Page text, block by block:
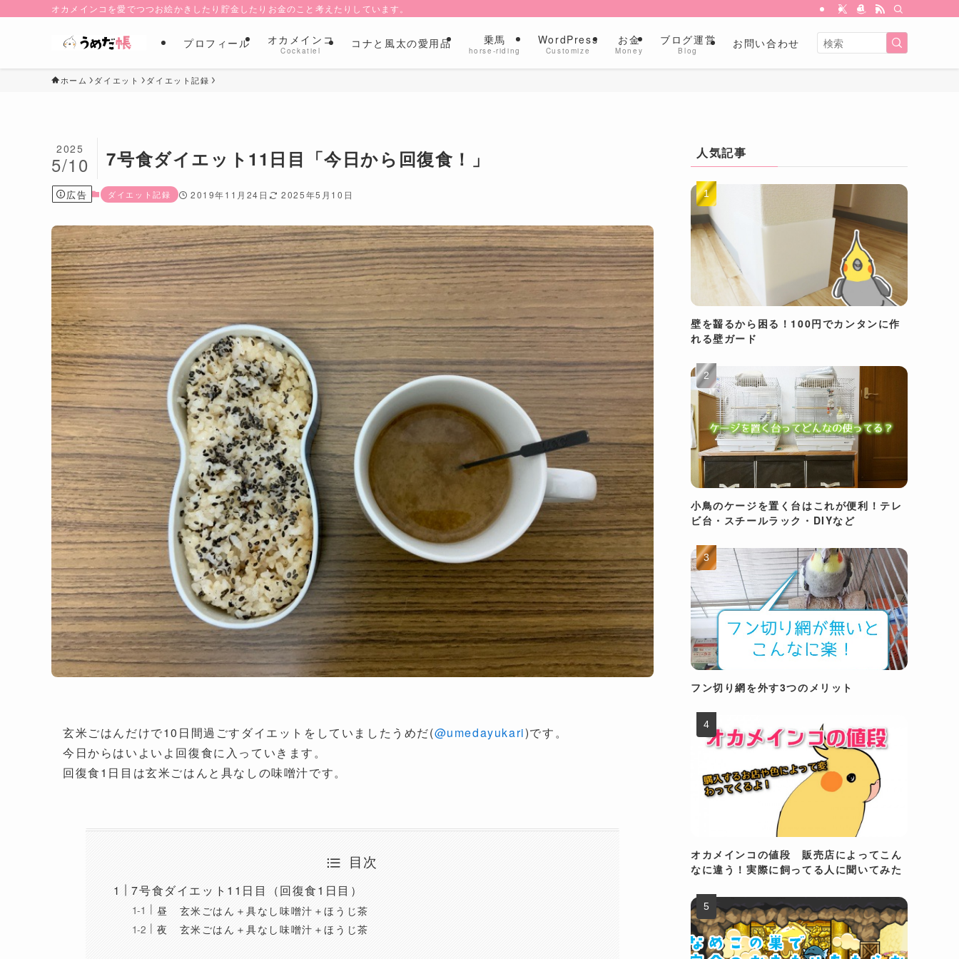
オカメインコを愛でつつお絵かきしたり貯金したりお金のこと考えたりしています。
プロフィール オカメインコ
Cockatiel
コナと風太の愛用品 乗馬
horse-riding
WordPress
Customize
お金
Money
ブログ運営
Blog
お問い合わせ
ホーム ダイエット ダイエット記録
7号食ダイエット11日目「今日から回復食！」
2025
5/10
広告 ダイエット記録 2019年11月24日 2025年5月10日
玄米ごはんだけで10日間過ごすダイエットをしていましたうめだ(@umedayukari)です。
今日からはいよいよ回復食に入っていきます。
回復食1日目は玄米ごはんと具なしの味噌汁です。
目次
7号食ダイエット11日目（回復食1日目）
昼 玄米ごはん＋具なし味噌汁＋ほうじ茶
夜 玄米ごはん＋具なし味噌汁＋ほうじ茶
人気記事
壁を齧るから困る！100円でカンタンに作
れる壁ガード
小鳥のケージを置く台はこれが便利！テレ
ビ台・スチールラック・DIYなど
フン切り網を外す3つのメリット
オカメインコの値段 販売店によってこん
なに違う！実際に飼ってる人に聞いてみた